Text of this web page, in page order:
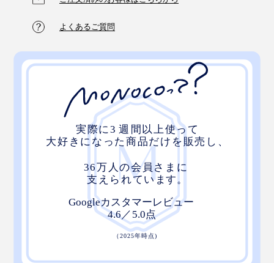
まち”からの贈り物。この冬、ぜひたくさん使ってくだ
さい。プレゼントにも、ぜひどうぞ。
手袋の生産が130年近く続いている“手袋のまち”、東かがわ市
よくあるご質問